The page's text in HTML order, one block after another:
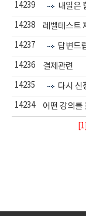
14239 내일은 힘드
14238 레벨테스트
14237 답변드
14236 결제관련
14235 다시 신
14234 어떤 강의를
[1]